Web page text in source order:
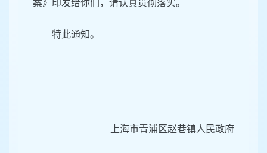
案》印发给你们，请认真贯彻落实。
特此通知。
上海市青浦区赵巷镇人民政府